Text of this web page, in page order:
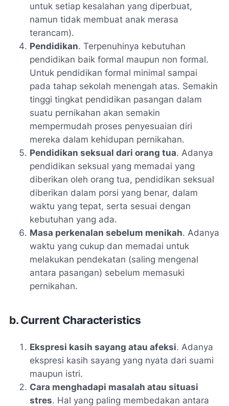
untuk setiap kesalahan yang diperbuat,
namun tidak membuat anak merasa
terancam).
Pendidikan. Terpenuhinya kebutuhan
pendidikan baik formal maupun non formal.
Untuk pendidikan formal minimal sampai
pada tahap sekolah menengah atas. Semakin
tinggi tingkat pendidikan pasangan dalam
suatu pernikahan akan semakin
mempermudah proses penyesuaian diri
mereka dalam kehidupan pernikahan.
Pendidikan seksual dari orang tua. Adanya
pendidikan seksual yang memadai yang
diberikan oleh orang tua, pendidikan seksual
diberikan dalam porsi yang benar, dalam
waktu yang tepat, serta sesuai dengan
kebutuhan yang ada.
Masa perkenalan sebelum menikah. Adanya
waktu yang cukup dan memadai untuk
melakukan pendekatan (saling mengenal
antara pasangan) sebelum memasuki
pernikahan.
b. Current Characteristics
Ekspresi kasih sayang atau afeksi. Adanya
ekspresi kasih sayang yang nyata dari suami
maupun istri.
Cara menghadapi masalah atau situasi
stres. Hal yang paling membedakan antara